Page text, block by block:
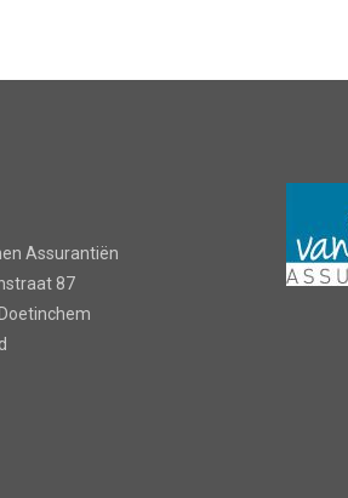
Assurantiën
87